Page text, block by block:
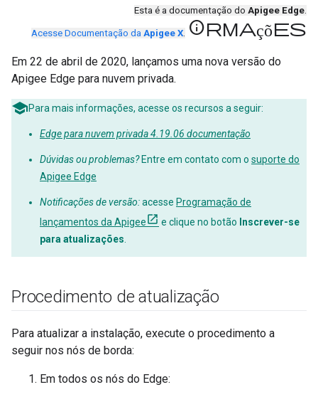
Esta é a documentação do Apigee Edge.
Acesse Documentação da Apigee X. informações
Em 22 de abril de 2020, lançamos uma nova versão do
Apigee Edge para nuvem privada.
Para mais informações, acesse os recursos a seguir:
Edge para nuvem privada 4.19.06 documentação
Dúvidas ou problemas?Entre em contato com o suporte do
Apigee Edge
Notificações de versão:acesse Programação de
lançamentos da Apigee
e clique no botão Inscrever-se
para atualizações
Procedimento de atualização
Para atualizar a instalação, execute o procedimento a
seguir nos nós de borda:
Em todos os nós do Edge: